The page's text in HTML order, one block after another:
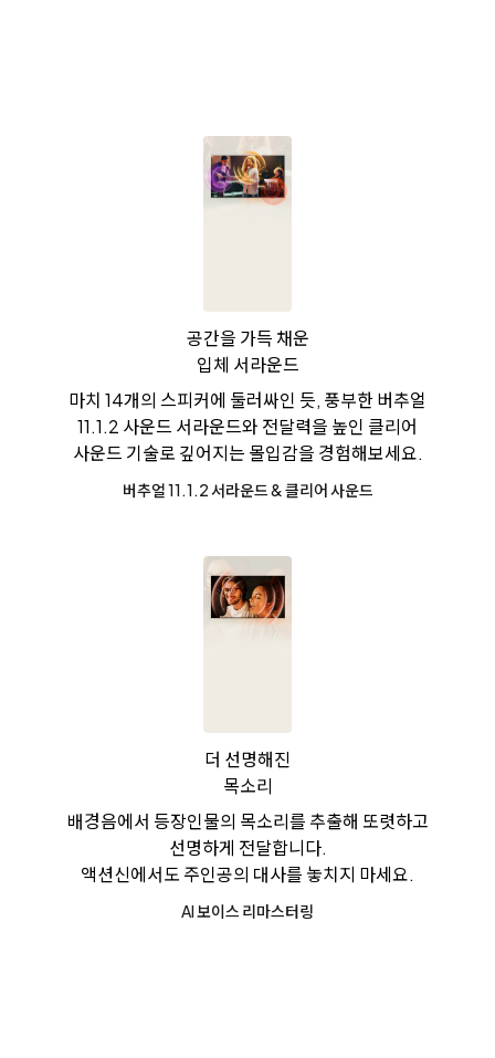
공간을 가득 채운
입체 서라운드
마치 14개의 스피커에 둘러싸인 듯, 풍부한 버추얼
11.1.2 사운드 서라운드와 전달력을 높인 클리어
사운드 기술로 깊어지는 몰입감을 경험해보세요.
버추얼 11.1.2 서라운드 & 클리어 사운드
더 선명해진
목소리
배경음에서 등장인물의 목소리를 추출해 또렷하고
선명하게 전달합니다.
액션신에서도 주인공의 대사를 놓치지 마세요.
AI 보이스 리마스터링